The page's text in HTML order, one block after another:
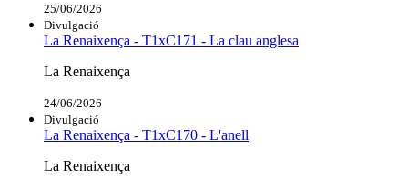
25/06/2026
Divulgació
La Renaixença - T1xC171 - La clau anglesa
La Renaixença
24/06/2026
Divulgació
La Renaixença - T1xC170 - L'anell
La Renaixença